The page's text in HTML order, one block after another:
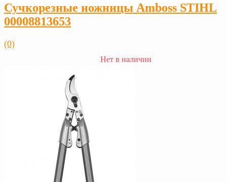
Сучкорезные ножницы Amboss STIHL
00008813653
(0)
Нет в наличии